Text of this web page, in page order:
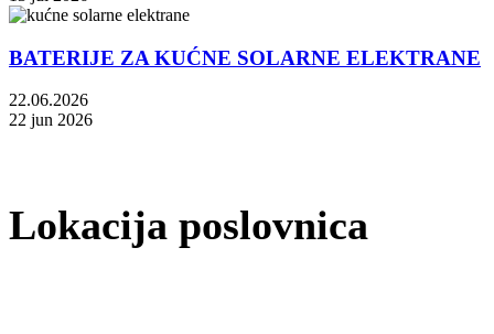
BATERIJE ZA KUĆNE SOLARNE ELEKTRANE
22.06.2026
22 jun 2026
Lokacija poslovnica